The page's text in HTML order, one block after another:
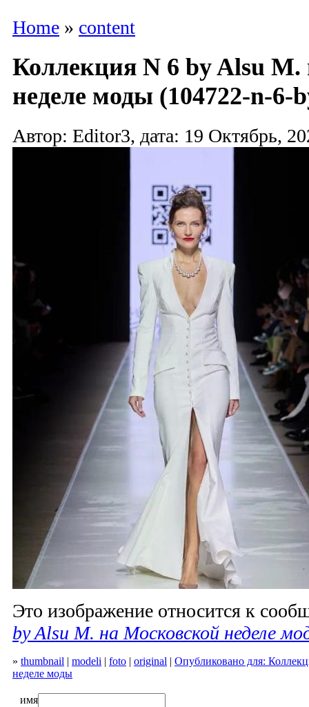
Home » content
Коллекция N 6 by Alsu
неделе моды (104722-n-6-
Автор: Editor3, дата: 19 Октябрь,
Это изображение относится к
by Alsu M. на Московской неделе
» thumbnail | modeli | foto | original | Опубликовано для:
неделе моды
имя